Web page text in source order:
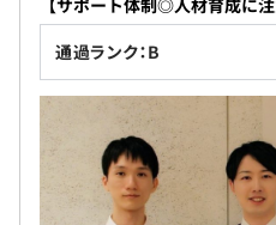
通過ランク：B